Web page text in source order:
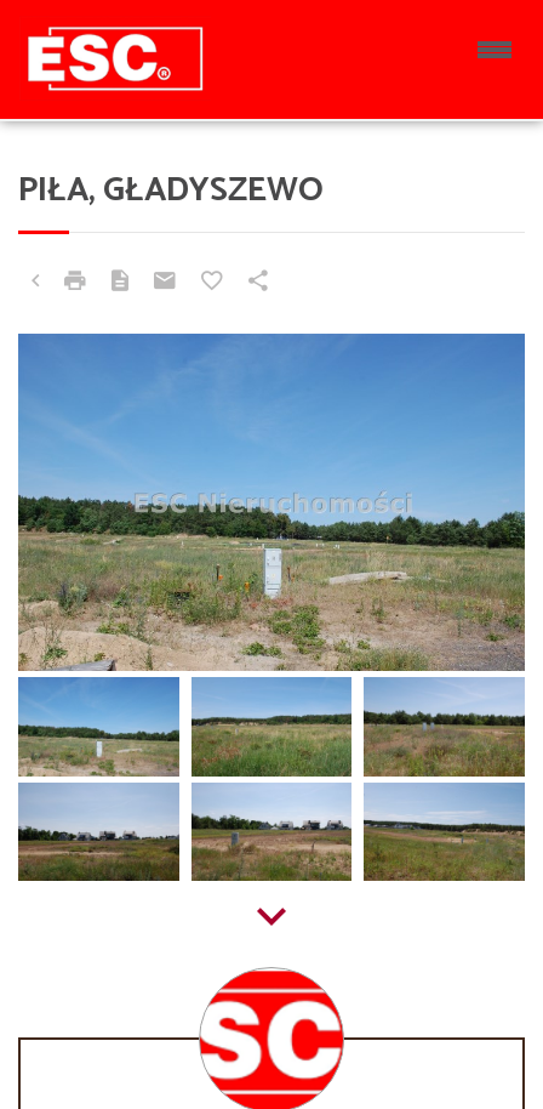
PIŁA, GŁADYSZEWO